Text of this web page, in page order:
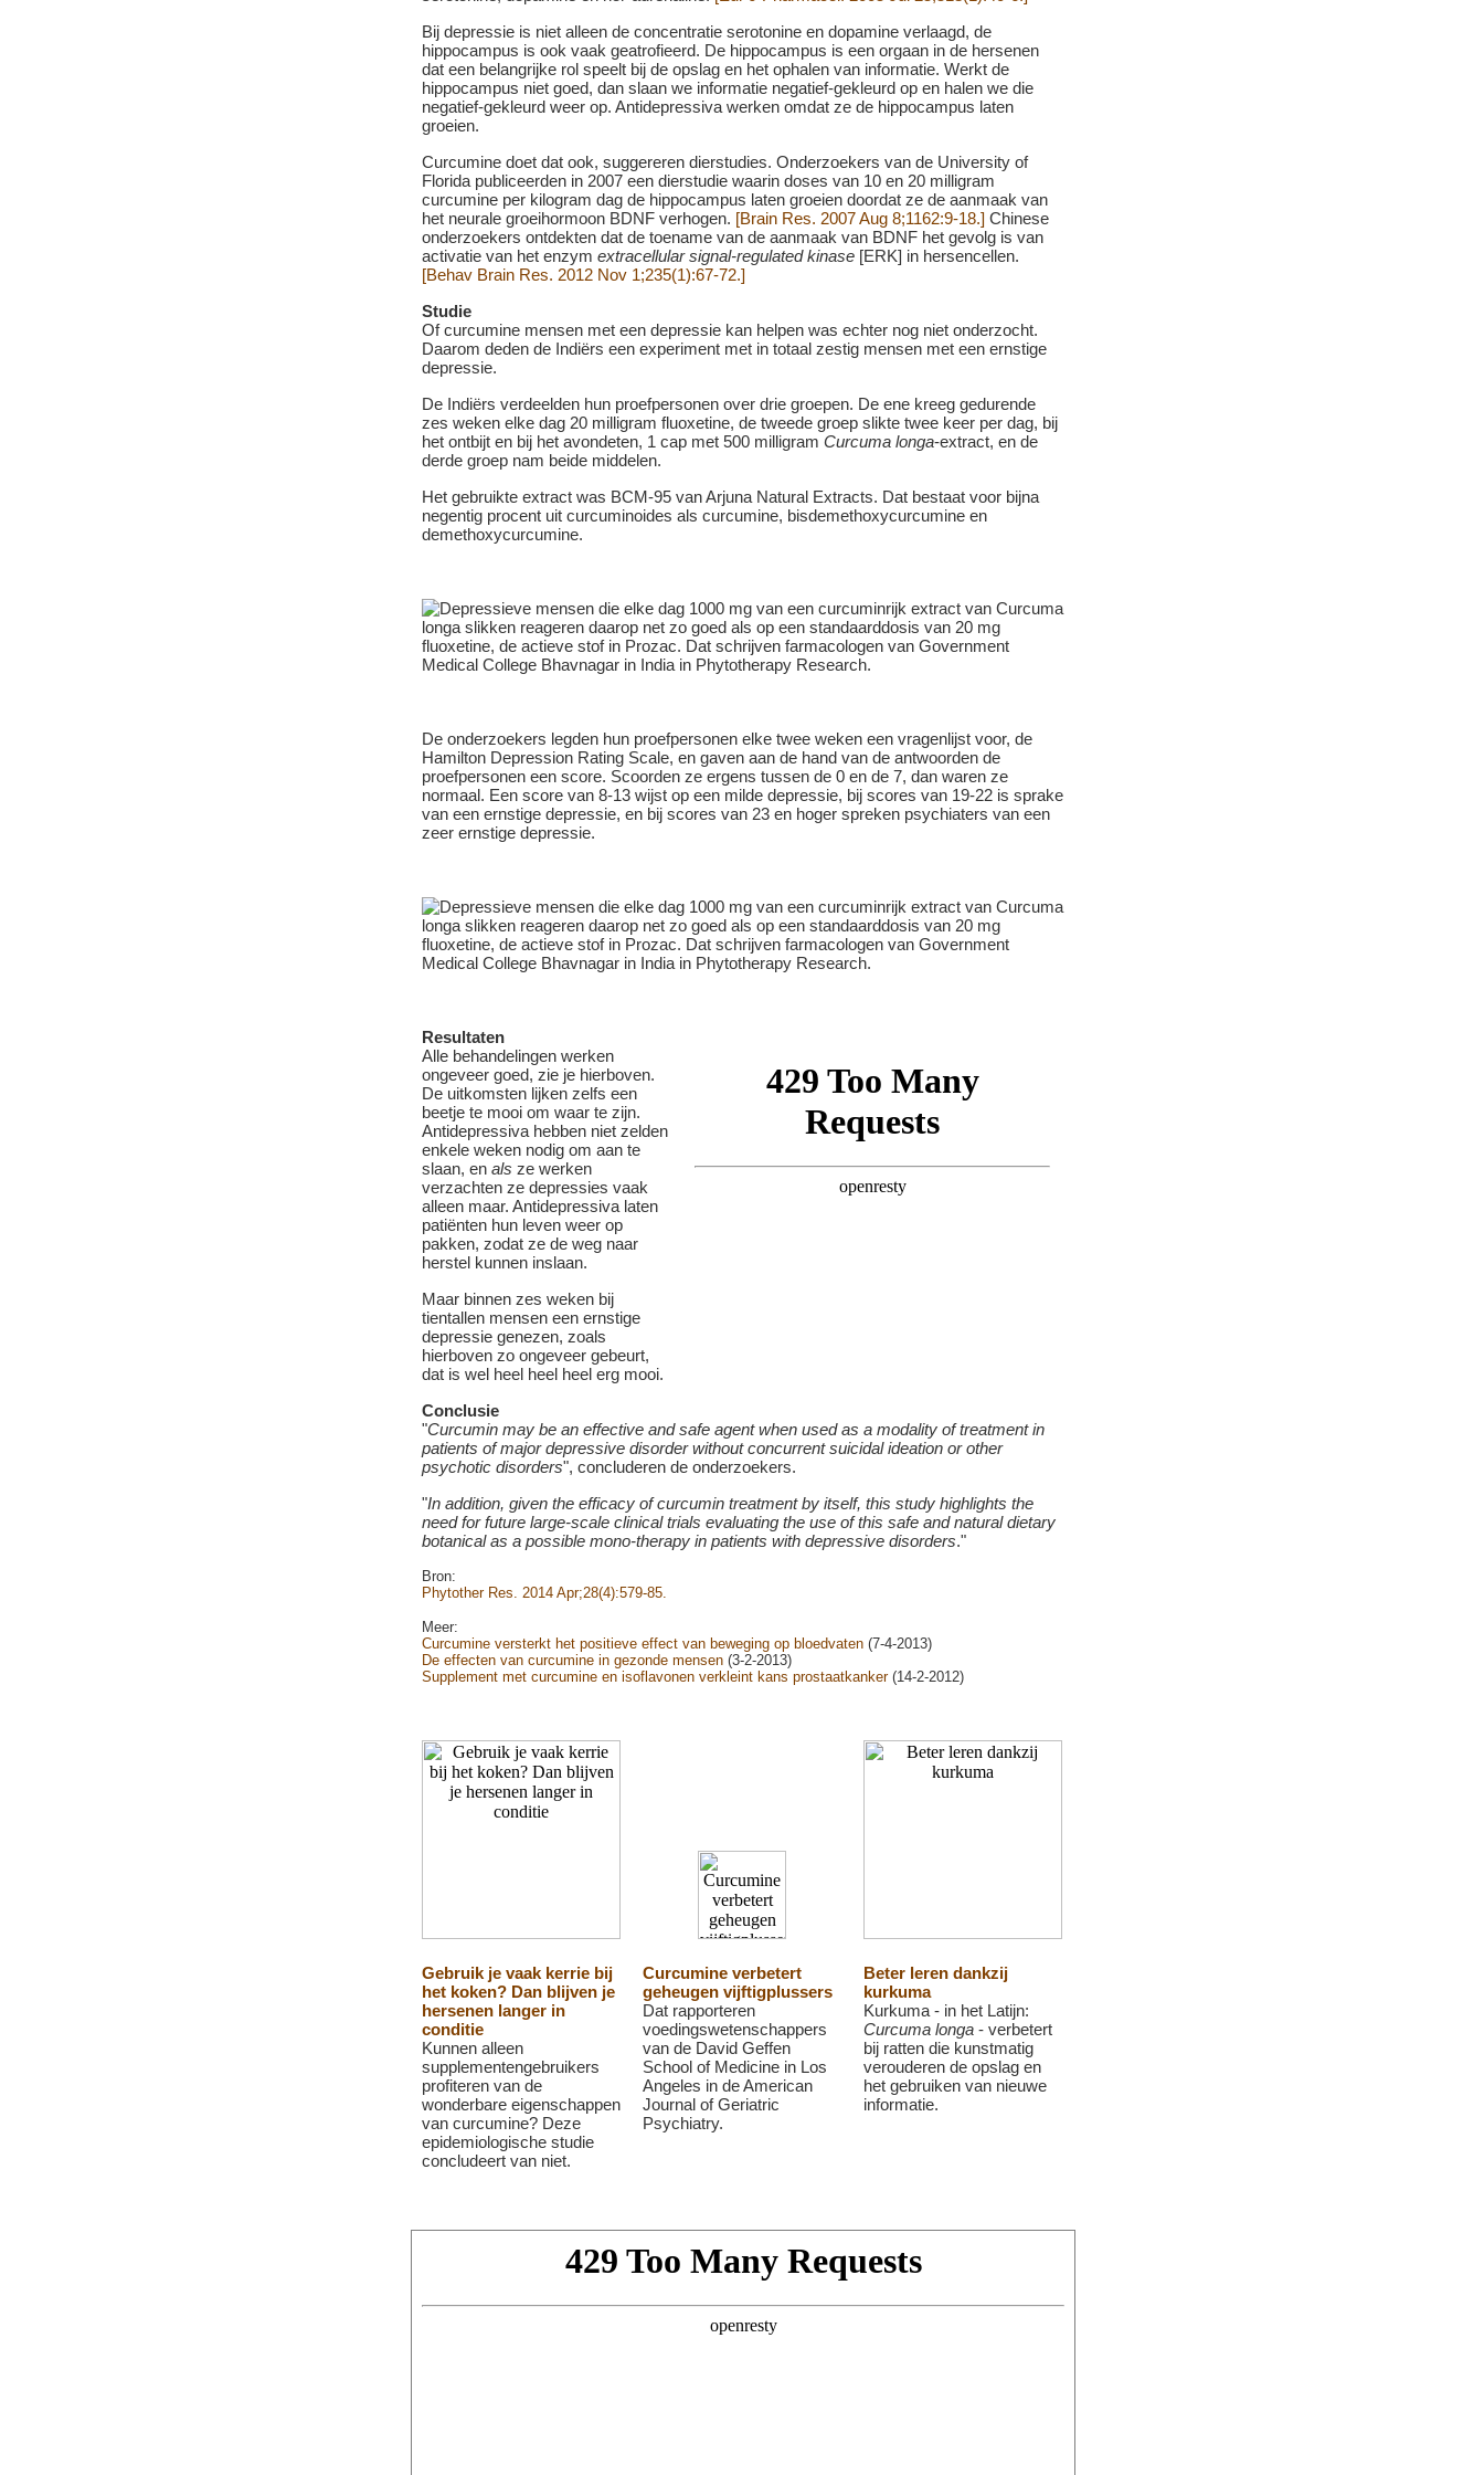
Bij depressie is niet alleen de concentratie serotonine en dopamine verlaagd, de
hippocampus is ook vaak geatrofieerd. De hippocampus is een orgaan in de hersenen
dat een belangrijke rol speelt bij de opslag en het ophalen van informatie. Werkt de
hippocampus niet goed, dan slaan we informatie negatief-gekleurd op en halen we die
negatief-gekleurd weer op. Antidepressiva werken omdat ze de hippocampus laten
groeien.
Curcumine doet dat ook, suggereren dierstudies. Onderzoekers van de University of
Florida publiceerden in 2007 een dierstudie waarin doses van 10 en 20 milligram
curcumine per kilogram dag de hippocampus laten groeien doordat ze de aanmaak van
het neurale groeihormoon BDNF verhogen. [Brain Res. 2007 Aug 8;1162:9-18.] Chinese
onderzoekers ontdekten dat de toename van de aanmaak van BDNF het gevolg is van
activatie van het enzym extracellular signal-regulated kinase [ERK] in hersencellen.
[Behav Brain Res. 2012 Nov 1;235(1):67-72.]
Studie
Of curcumine mensen met een depressie kan helpen was echter nog niet onderzocht.
Daarom deden de Indiërs een experiment met in totaal zestig mensen met een ernstige
depressie.
De Indiërs verdeelden hun proefpersonen over drie groepen. De ene kreeg gedurende
zes weken elke dag 20 milligram fluoxetine, de tweede groep slikte twee keer per dag, bij
het ontbijt en bij het avondeten, 1 cap met 500 milligram Curcuma longa-extract, en de
derde groep nam beide middelen.
Het gebruikte extract was BCM-95 van Arjuna Natural Extracts. Dat bestaat voor bijna
negentig procent uit curcuminoides als curcumine, bisdemethoxycurcumine en
demethoxycurcumine.
De onderzoekers legden hun proefpersonen elke twee weken een vragenlijst voor, de
Hamilton Depression Rating Scale, en gaven aan de hand van de antwoorden de
proefpersonen een score. Scoorden ze ergens tussen de 0 en de 7, dan waren ze
normaal. Een score van 8-13 wijst op een milde depressie, bij scores van 19-22 is sprake
van een ernstige depressie, en bij scores van 23 en hoger spreken psychiaters van een
zeer ernstige depressie.
Resultaten
Alle behandelingen werken
ongeveer goed, zie je hierboven.
De uitkomsten lijken zelfs een
beetje te mooi om waar te zijn.
Antidepressiva hebben niet zelden
enkele weken nodig om aan te
slaan, en als ze werken
verzachten ze depressies vaak
alleen maar. Antidepressiva laten
patiënten hun leven weer op
pakken, zodat ze de weg naar
herstel kunnen inslaan.
Maar binnen zes weken bij
tientallen mensen een ernstige
depressie genezen, zoals
hierboven zo ongeveer gebeurt,
dat is wel heel heel heel erg mooi.
Conclusie
"Curcumin may be an effective and safe agent when used as a modality of treatment in
patients of major depressive disorder without concurrent suicidal ideation or other
psychotic disorders", concluderen de onderzoekers.
"In addition, given the efficacy of curcumin treatment by itself, this study highlights the
need for future large-scale clinical trials evaluating the use of this safe and natural dietary
botanical as a possible mono-therapy in patients with depressive disorders."
Bron:
Phytother Res. 2014 Apr;28(4):579-85.
Meer:
Curcumine versterkt het positieve effect van beweging op bloedvaten (7-4-2013)
De effecten van curcumine in gezonde mensen (3-2-2013)
Supplement met curcumine en isoflavonen verkleint kans prostaatkanker(14-2-2012)
Gebruik je vaak kerrie bij
het koken? Dan blijven je
hersenen langer in
conditie
Kunnen alleen
supplementengebruikers
profiteren van de
wonderbare eigenschappen
van curcumine? Deze
epidemiologische studie
concludeert van niet.
Curcumine verbetert
geheugen vijftigplussers
Dat rapporteren
voedingswetenschappers
van de David Geffen
School of Medicine in Los
Angeles in de American
Journal of Geriatric
Psychiatry.
Beter leren dankzij
kurkuma
Kurkuma - in het Latijn:
Curcuma longa - verbetert
bij ratten die kunstmatig
verouderen de opslag en
het gebruiken van nieuwe
informatie.